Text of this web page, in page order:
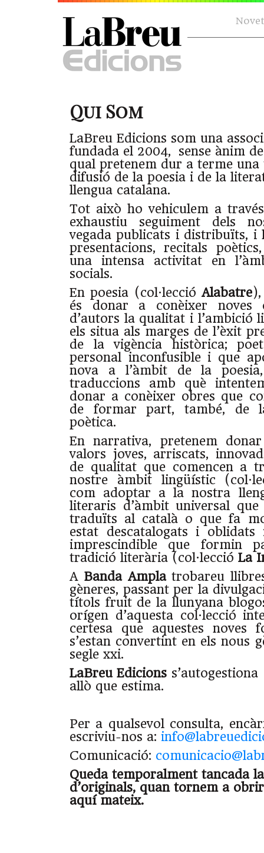
Qui Som
LaBreu Edicions som una
fundada el 2004, sense ànim
qual pretenem dur a terme
difusió de la poesia i de la
llengua catalana.
Tot això ho vehiculem a
exhaustiu seguiment dels
vegada publicats i distribuïts, i
presentacions, recitals
una intensa activitat en
socials.
En poesia (col·lecció Alabatre),
és donar a conèixer noves
d’autors la qualitat i l’ambició
els situa als marges de l’èxit
de la vigència històrica;
personal inconfusible i que
nova a l’àmbit de la
traduccions amb què
donar a conèixer obres que
de formar part, també, de
poètica.
En narrativa, pretenem
valors joves, arriscats,
de qualitat que comencen a
nostre àmbit lingüístic
com adoptar a la nostra
literaris d’àmbit universal
traduïts al català o que fa
estat descatalogats i
imprescindible que formin
tradició literària (col·lecció La
A Banda Amplatrobareu
gèneres, passant per la
títols fruit de la llunyana
orígen d’aquesta col·lecció
certesa que aquestes noves
s’estan convertint en els nous
segle xxi.
LaBreu Edicions
allò que estima.
Per a qualsevol consulta,
escriviu-nos a:
Comunicació:
Queda temporalment tancada
d’originals, quan tornem a
aquí mateix.